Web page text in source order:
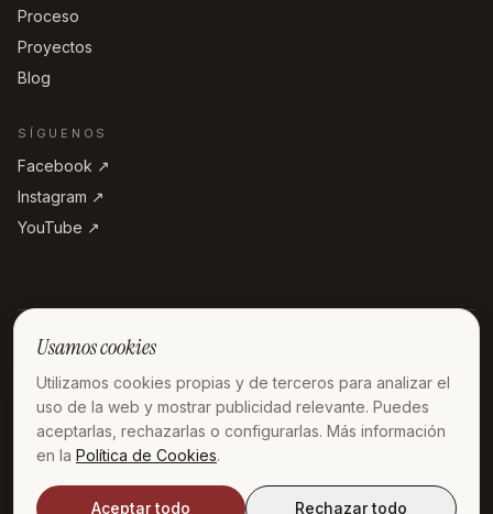
Proceso
Proyectos
Blog
SÍGUENOS
Facebook ↗︎
Instagram ↗︎
YouTube ↗︎
Valencia SevillaZaragoza Bilbao
AlicantePamplona GranadaSantander
Usamos cookies
Utilizamos cookies propias y de terceros para analizar el
uso de la web y mostrar publicidad relevante. Puedes
aceptarlas, rechazarlas o configurarlas. Más información
en la Política de Cookies.
Aceptar todo Rechazar todo